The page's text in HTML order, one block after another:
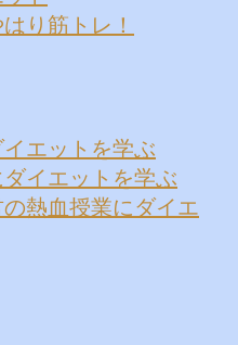
り筋トレ！
エットを学ぶ
イエットを学ぶ
熱血授業にダイエ